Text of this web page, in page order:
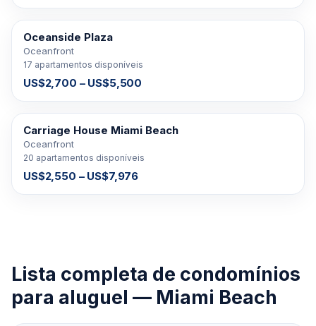
PARA ALUGAR
Oceanside Plaza
Oceanfront
17 apartamentos disponíveis
US$2,700 – US$5,500
PARA ALUGAR
Carriage House Miami Beach
Oceanfront
20 apartamentos disponíveis
US$2,550 – US$7,976
Lista completa de condomínios
para aluguel — Miami Beach